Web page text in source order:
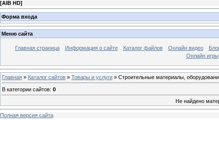
[AIB HD]
Форма входа
Меню сайта
Главная страница Информация о сайте Каталог файлов Онлайн видео
Онлайн игры
Главная » Каталог сайтов » Товары и услуги » Строительные материалы,
В категории сайтов: 0
Не найдено
Полная версия сайта